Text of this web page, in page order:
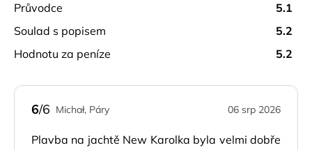
průvodce
5.1
soulad s popisem
5.2
hodnotu za peníze
5.2
6/6 Michał, Páry 06 srp 2026
Plavba na jachtě New Karolka byla velmi dobře